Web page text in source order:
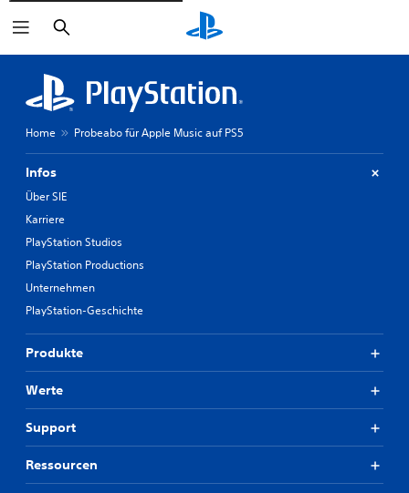
Suchen
Home Probeabo für Apple Music auf PS5
Infos
Über SIE
Karriere
PlayStation Studios
PlayStation Productions
Unternehmen
PlayStation-Geschichte
Produkte
Werte
Support
Ressourcen